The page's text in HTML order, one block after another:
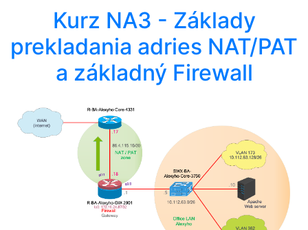
Kurz NA3 - Základy
prekladania adries NAT/PAT
a základný Firewall